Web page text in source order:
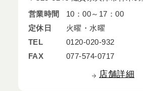
営業時間
10：00～17：00
定休日
火曜・水曜
TEL
0120-020-932
FAX
077-574-0717
店舗詳細